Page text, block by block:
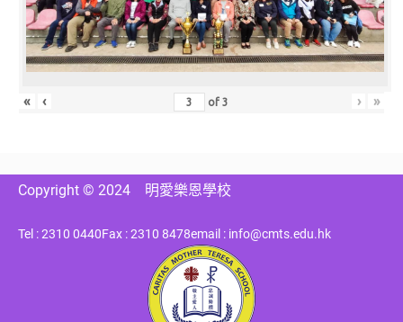
« ‹ of3 › »
Copyright © 2024 明愛樂恩學校
Tel : 2310 0440Fax : 2310 8478email : info@cmts.edu.hk